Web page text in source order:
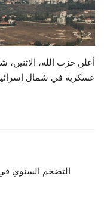
حياة
أعلن حزب الله،
عسكرية في شمال
التضخم السنوي في